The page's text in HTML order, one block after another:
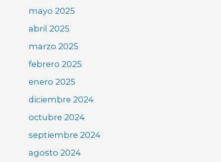
mayo 2025
abril 2025
marzo 2025
febrero 2025
enero 2025
diciembre 2024
octubre 2024
septiembre 2024
agosto 2024